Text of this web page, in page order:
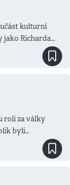
kulturní
jako Richarda
roli za války
byli